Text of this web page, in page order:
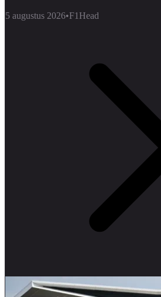
5 augustus 2026•F1Head